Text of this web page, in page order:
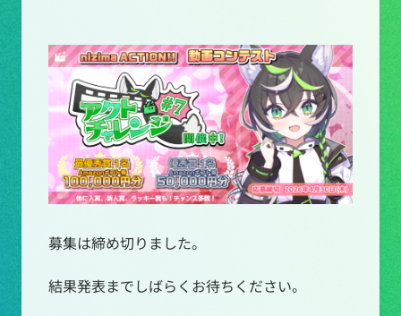
募集は締め切りました。
結果発表までしばらくお待ちください。